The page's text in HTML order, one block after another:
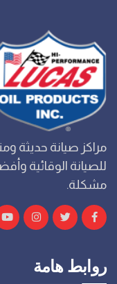
مراكز صيانة حديثة
للصيانة الوقائية
مشكلة.
روابط هامة